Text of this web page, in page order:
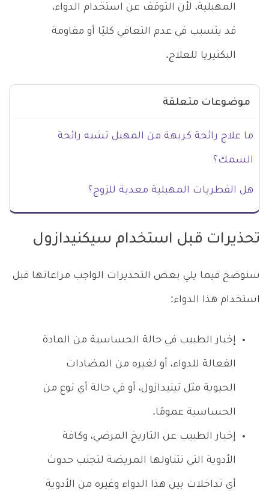
المهبلية، لأن التوقف عن استخدام الدواء،
قد يتسبب في عدم التعافي كليًا أو مقاومة
البكتيريا للعلاج.
موضوعات متعلقة
ما علاج رائحة كريهة من المهبل تشبه رائحة
السمك؟
هل الفطريات المهبلية معدية للزوج؟
تحذيرات قبل استخدام سيكنيدازول
سنوضح فيما يلي بعض التحذيرات الواجب مراعاتها قبل
استخدام هذا الدواء:
إخبار الطبيب في حالة الحساسية من المادة
الفعالة للدواء، أو لغيره من المضادات
الحيوية مثل تينيدازول، أو في حالة أي نوع من
الحساسية عمومًا.
إخبار الطبيب عن التاريخ المرضي، وكافة
الأدوية التي تتناولها المريضة لتجنب حدوث
أي تداخلات بين هذا الدواء وغيره من الأدوية